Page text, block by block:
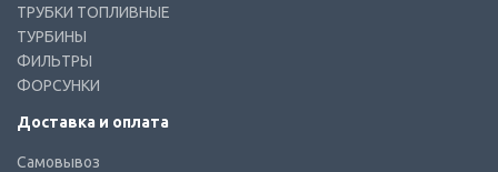
ТРУБКИ ТОПЛИВНЫЕ
ТУРБИНЫ
ФИЛЬТРЫ
ФОРСУНКИ
Доставка и оплата
Самовывоз